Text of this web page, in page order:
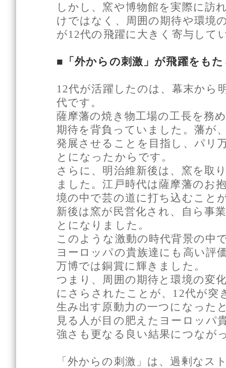
しかし、窯や博物館を実際に訪
けではなく、周囲の期待や環境
が12代の飛躍に大きく寄与して
■「外からの刺激」が飛躍をも
12代が活躍したのは、幕末から
代です。
薩摩藩の焼き物工場の工長を務
期待を背負っていました。藩が
発展させることを目指し、パリ
とになったからです。
さらに、明治維新後は、窯を取
ました。江戸時代は薩摩藩のお
境の中で芸の道に打ち込むこと
新後は窯が民営化され、自ら事
とになりました。
このような激動の時代背景の中
ヨーロッパの貴族達にも高い評
万博では銅賞に輝きました。
つまり、周囲の期待と環境の変
にさらされたことが、12代が突
生み出す原動力の一つになった
見る人が目の肥えたヨーロッパ
強さも更なる良い結果につなが
「外からの刺激」は、過剰なス